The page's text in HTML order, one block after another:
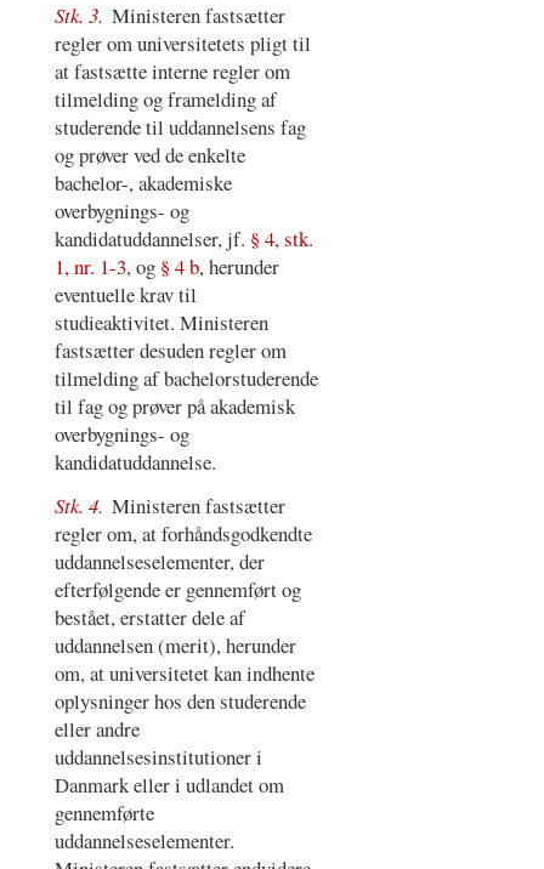
Stk. 3. Ministeren fastsætter
regler om universitetets pligt til
at fastsætte interne regler om
tilmelding og framelding af
studerende til uddannelsens fag
og prøver ved de enkelte
bachelor-, akademiske
overbygnings- og
kandidatuddannelser, jf. § 4, stk.
1, nr. 1-3, og § 4 b, herunder
eventuelle krav til
studieaktivitet. Ministeren
fastsætter desuden regler om
tilmelding af bachelorstuderende
til fag og prøver på akademisk
overbygnings- og
kandidatuddannelse.
Stk. 4. Ministeren fastsætter
regler om, at forhåndsgodkendte
uddannelseselementer, der
efterfølgende er gennemført og
bestået, erstatter dele af
uddannelsen (merit), herunder
om, at universitetet kan indhente
oplysninger hos den studerende
eller andre
uddannelsesinstitutioner i
Danmark eller i udlandet om
gennemførte
uddannelseselementer.